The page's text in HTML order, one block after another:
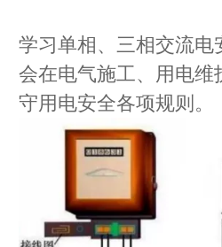
学习单相、三相交流电
会在电气施工、用电维
守用电安全各项规则。